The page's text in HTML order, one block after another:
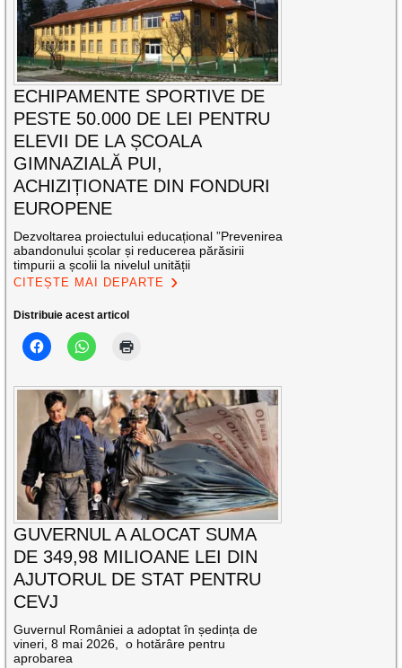
ECHIPAMENTE SPORTIVE DE
PESTE 50.000 DE LEI PENTRU
ELEVII DE LA ȘCOALA
GIMNAZIALĂ PUI,
ACHIZIȚIONATE DIN FONDURI
EUROPENE
Dezvoltarea proiectului educațional ”Prevenirea
abandonului școlar și reducerea părăsirii
timpurii a școlii la nivelul unității
CITEȘTE MAI DEPARTE
Distribuie acest articol
GUVERNUL A ALOCAT SUMA
DE 349,98 MILIOANE LEI DIN
AJUTORUL DE STAT PENTRU
CEVJ
Guvernul României a adoptat în ședința de
vineri, 8 mai 2026, o hotărâre pentru
aprobarea